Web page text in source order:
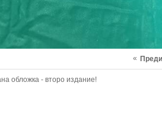
«
обложка - второ издание!